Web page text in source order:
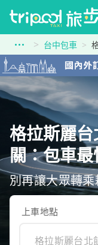
台中包車
格拉斯麗
關：包車最
別再讓大眾轉
上車地點